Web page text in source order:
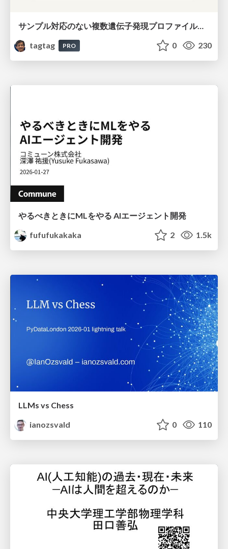
サンプル対応のない複数遺伝子発現プロファイルに対するテンソル分解型統合解析の要約
tagtag
PRO 0 230
やるべきときにMLをやる AIエージェント開発
fufufukakaka
2 1.5k
LLMs vs Chess
ianozsvald
0 110